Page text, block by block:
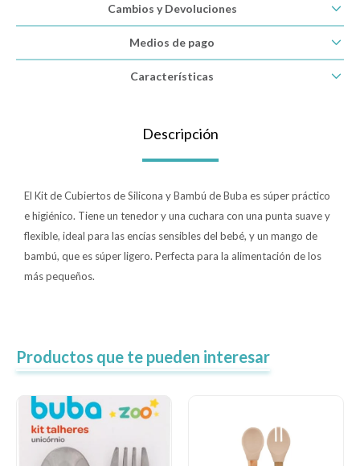
Cambios y Devoluciones
Medios de pago
Características
Descripción
El Kit de Cubiertos de Silicona y Bambú de Buba es súper práctico
e higiénico. Tiene un tenedor y una cuchara con una punta suave y
flexible, ideal para las encías sensibles del bebé, y un mango de
bambú, que es súper ligero. Perfecta para la alimentación de los
más pequeños.
Productos que te pueden interesar
Bolsos y mochilas maternales
Sale
Local MVD Kids